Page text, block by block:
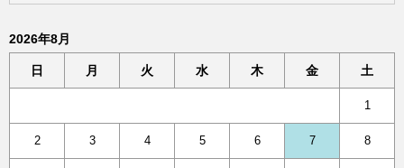
2026年8月
日 月 火 水 木 金 土
1
2 3 4 5 6 7 8